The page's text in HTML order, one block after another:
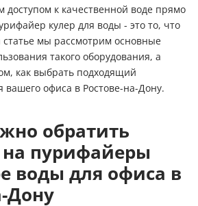
к качественной воде прямо
кулер для воды - это то, что
мы рассмотрим основные
такого оборудования, а
как выбрать подходящий
вашего офиса в Ростове-на-Дону.
обратить
пурифайеры
воды для офиса в
Дону